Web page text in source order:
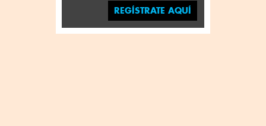
REGÍSTRATE AQUÍ